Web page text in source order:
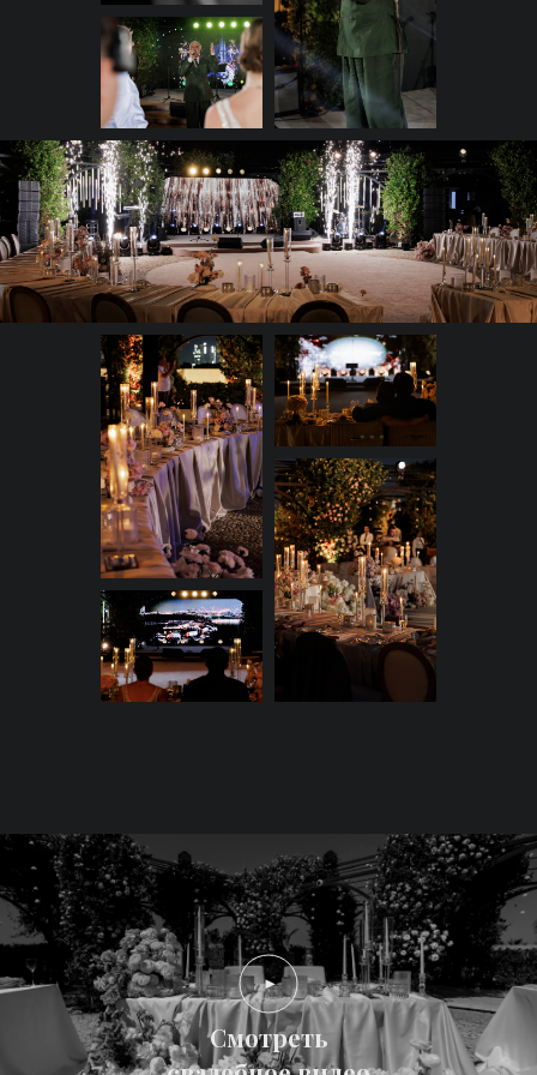
Но на этом сюрпризы не
закончились — мы с невестой
подготовили трогательный
ролик для жениха, в котором
она говорила ему теплые
слова, наполняя этот вечер
любовью. Ну а вишенкой на
торте стало выступление
знаменитого Сосо Павлиашвили
— и оно тоже оказалось
сюрпризом! Песню «Радовать»
пара пела в дуэте с артистом, а
после все танцевали под самые
зажигательные треки.
После такой яркой программы
был подан свадебный торт в
итальянской стилистике —
на афтепати в арабскую
пустыню, где завершили
праздник создания новой семьи
впечатляющим фаер-шоу.
В этом проекте мы не только
Смотреть